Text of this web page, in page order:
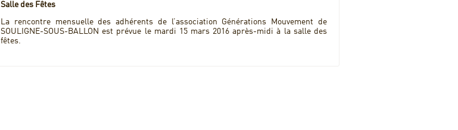
Salle des Fêtes
La rencontre mensuelle des adhérents de l’association Générations Mouvement de
SOULIGNE-SOUS-BALLON est prévue le mardi 15 mars 2016 après-midi à la salle des
fêtes.